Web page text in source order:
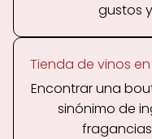
gustos
Tienda de vinos
Encontrar una
sinónimo de